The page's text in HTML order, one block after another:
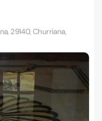
29140, Churriana,